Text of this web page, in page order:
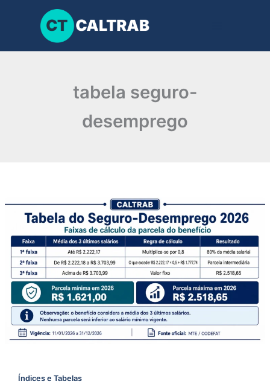
conteúdo
tabela seguro-
desemprego
Índices e Tabelas